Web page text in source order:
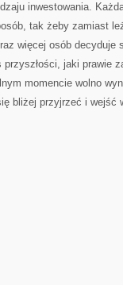
inwestowania.
tak żeby zamiast
więcej osób decyduje
jaki prawie
momencie wolno
bliżej przyjrzeć i wejść